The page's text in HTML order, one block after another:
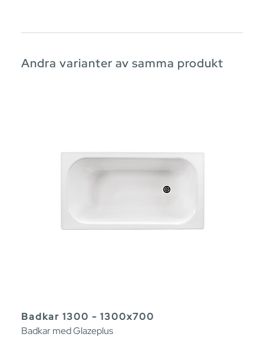
Andra varianter av samma produkt
Badkar 1300 - 1300x700
Badkar med Glazeplus